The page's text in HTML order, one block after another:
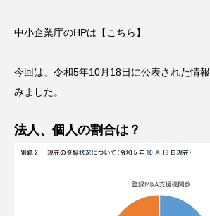
中小企業庁のHPは 【こちら】
今回は、 令和5年10月18日に公表された情報
みました。
法人、個人の割合は？